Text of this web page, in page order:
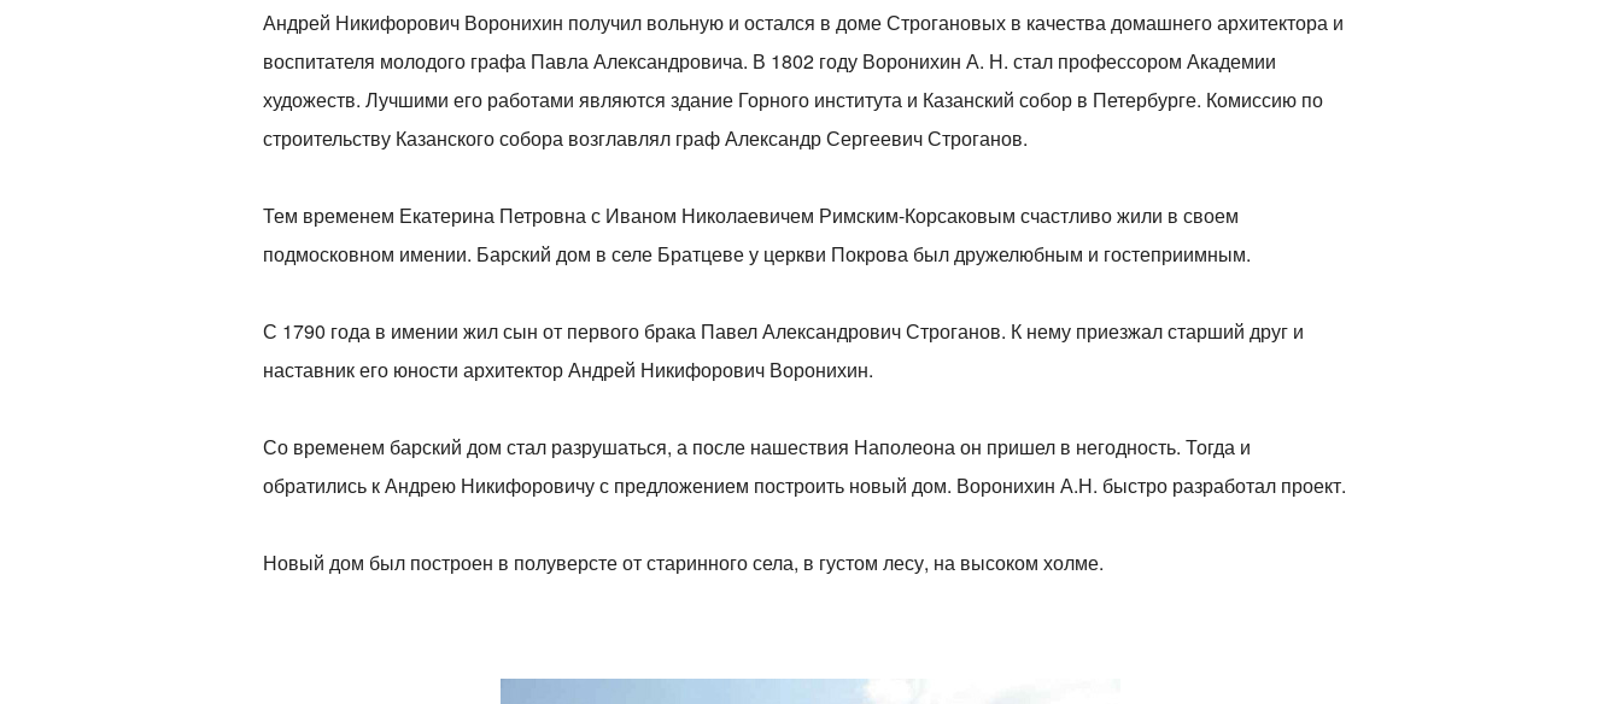
Андрей Никифорович Воронихин получил вольную и остался в доме Строгановых в качества домашнего архитектора и
воспитателя молодого графа Павла Александровича. В 1802 году Воронихин А. Н. стал профессором Академии
художеств. Лучшими его работами являются здание Горного института и Казанский собор в Петербурге. Комиссию по
строительству Казанского собора возглавлял граф Александр Сергеевич Строганов.
Тем временем Екатерина Петровна с Иваном Николаевичем Римским-Корсаковым счастливо жили в своем
подмосковном имении. Барский дом в селе Братцеве у церкви Покрова был дружелюбным и гостеприимным.
С 1790 года в имении жил сын от первого брака Павел Александрович Строганов. К нему приезжал старший друг и
наставник его юности архитектор Андрей Никифорович Воронихин.
Со временем барский дом стал разрушаться, а после нашествия Наполеона он пришел в негодность. Тогда и
обратились к Андрею Никифоровичу с предложением построить новый дом. Воронихин А.Н. быстро разработал проект.
Новый дом был построен в полуверсте от старинного села, в густом лесу, на высоком холме.